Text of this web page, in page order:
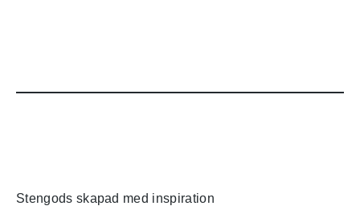
Stengods skapad med inspiration